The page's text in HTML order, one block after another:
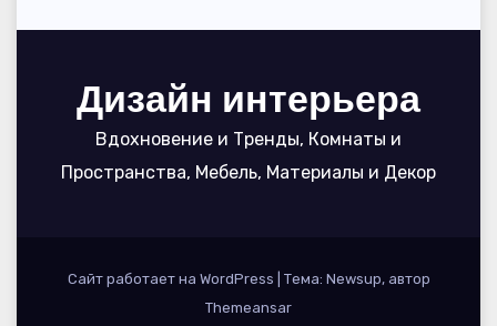
Дизайн интерьера
Вдохновение и Тренды, Комнаты и
Пространства, Мебель, Материалы и Декор
Сайт работает на WordPress
Тема: Newsup, автор
Themeansar